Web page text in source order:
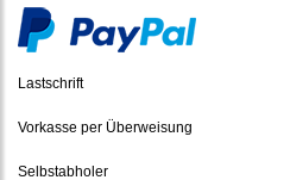
Lastschrift
Vorkasse per Überweisung
Selbstabholer